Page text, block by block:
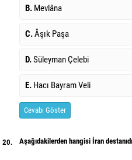
B. Mevlâna
C.Âşık Paşa
D.Süleyman Çelebi
E. Hacı Bayram Veli
Cevabı Göster
20. Aşağıdakilerden hangisi İran